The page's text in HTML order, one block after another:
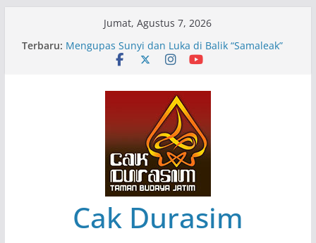
Jumat, Agustus 7, 2026
Terbaru: Pameran Lukisan Komunitas Patria Seni Rupa
Kota Blitar : Ketika “Bergerak” Menjadi Mantra
Mengupas Sunyi dan Luka di Balik “Samaleak”
Menjaga Marwah Seni dan Budaya: Catatan
Kunjungan Kerja Ir. Bambang Haryo Soekartono
(BHS) Anggota DPR RI ke Taman Budaya Jawa
Pameran Tunggal 35 Karya Agus Koecink
“Tumbang Tambang”, Ungkapan Kritis Tentang
Derita Pekerja Pertambangan
Cak Durasim